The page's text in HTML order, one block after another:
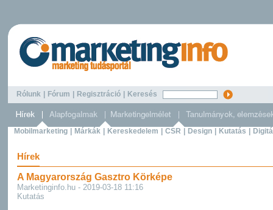
Rólunk Fórum Regisztráció Keresés
Mobilmarketing Márkák Kereskedelem CSR Design Kutatás
Hírek
A Magyarország Gasztro Körképe
Marketinginfo.hu - 2019-03-18 11:16
Kutatás